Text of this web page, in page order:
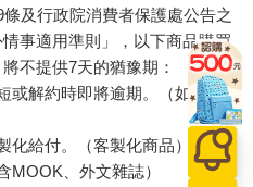
及行政院消費者保護處公告之
情事適用準則」，以下商品購買
不提供7天的猶豫期：
或解約時即將逾期。（如：生
化給付。（客製化商品）
MOOK、外文雜誌）